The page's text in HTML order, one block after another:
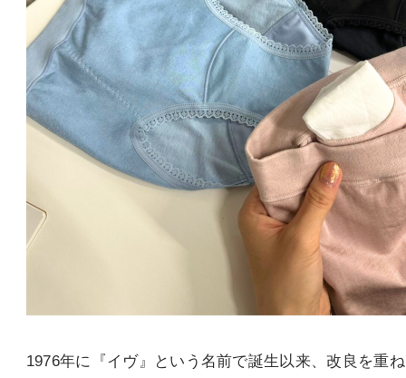
1976年に『イヴ』という名前で誕生以来、改良を重